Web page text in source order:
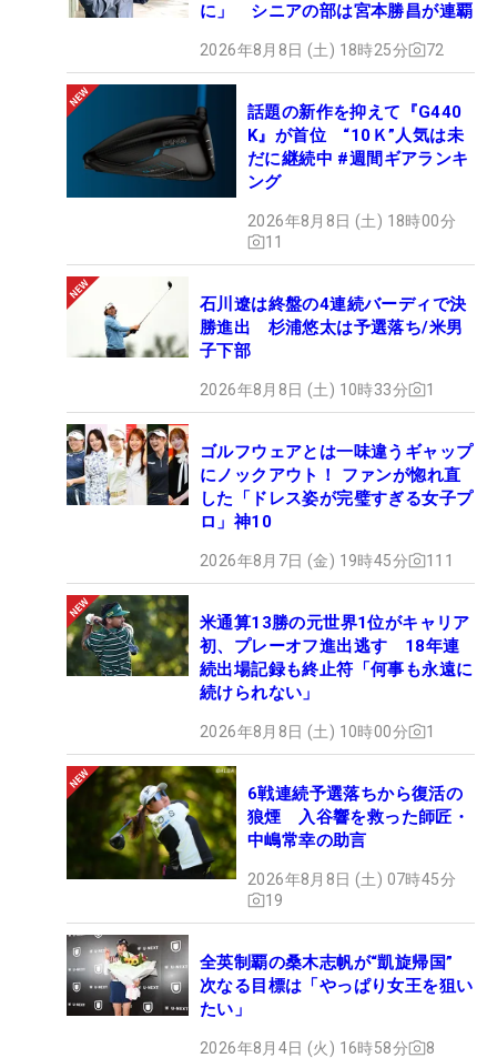
に」 シニアの部は宮本勝昌が連覇
2026年8月8日 (土) 18時25分 72
話題の新作を抑えて『G440
K』が首位 “10Ｋ”人気は未
だに継続中 #週間ギアランキ
ング
2026年8月8日 (土) 18時00分
11
石川遼は終盤の4連続バーディで決
勝進出 杉浦悠太は予選落ち/米男
子下部
2026年8月8日 (土) 10時33分 1
ゴルフウェアとは一味違うギャップ
にノックアウト！ ファンが惚れ直
した「ドレス姿が完璧すぎる女子プ
ロ」神10
2026年8月7日 (金) 19時45分 111
米通算13勝の元世界1位がキャリア
初、プレーオフ進出逃す 18年連
続出場記録も終止符「何事も永遠に
続けられない」
2026年8月8日 (土) 10時00分 1
6戦連続予選落ちから復活の
狼煙 入谷響を救った師匠・
中嶋常幸の助言
2026年8月8日 (土) 07時45分
19
全英制覇の桑木志帆が“凱旋帰国”
次なる目標は「やっぱり女王を狙い
たい」
2026年8月4日 (火) 16時58分 8